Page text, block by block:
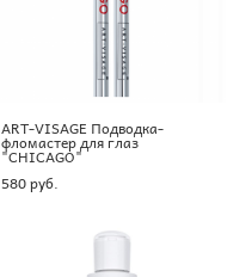
ART-VISAGE Подводка-
фломастер для глаз
"CHICAGO"
580 pуб.